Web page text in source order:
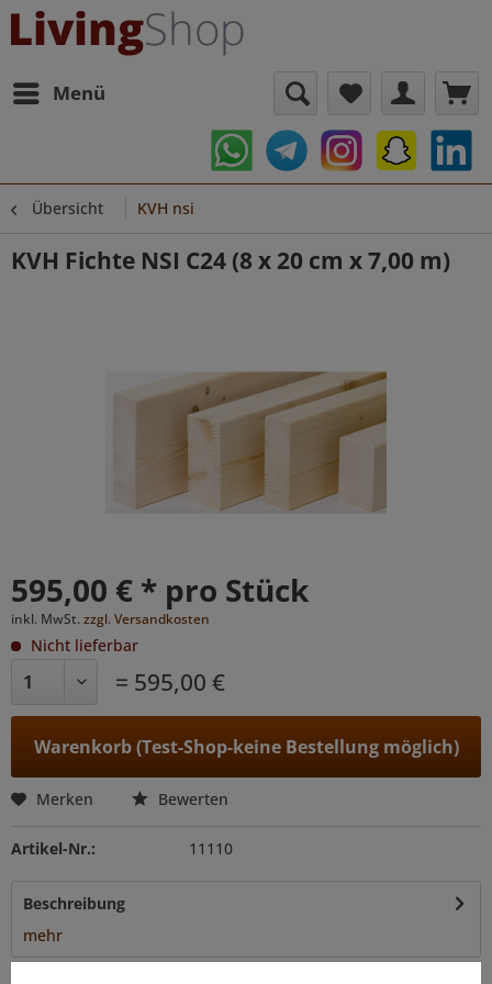
Menü
Übersicht KVH nsi
KVH Fichte NSI C24 (8 x 20 cm x 7,00 m)
595,00 € * pro Stück
inkl. MwSt. zzgl. Versandkosten
Nicht lieferbar
= 595,00 €
Warenkorb (Test-Shop-keine Bestellung möglich)
Merken Bewerten
Artikel-Nr.: 11110
Beschreibung
mehr